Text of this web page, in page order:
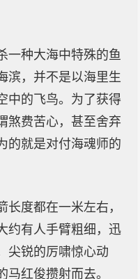
一种大海中特殊的鱼
滨，并不是以海里生
中的飞鸟。为了获得
煞费苦心，甚至舍弃
的就是对付海魂师的
长度都在一米左右，
约有人手臂粗细，迅
尖锐的厉啸惊心动
马红俊攒射而去。